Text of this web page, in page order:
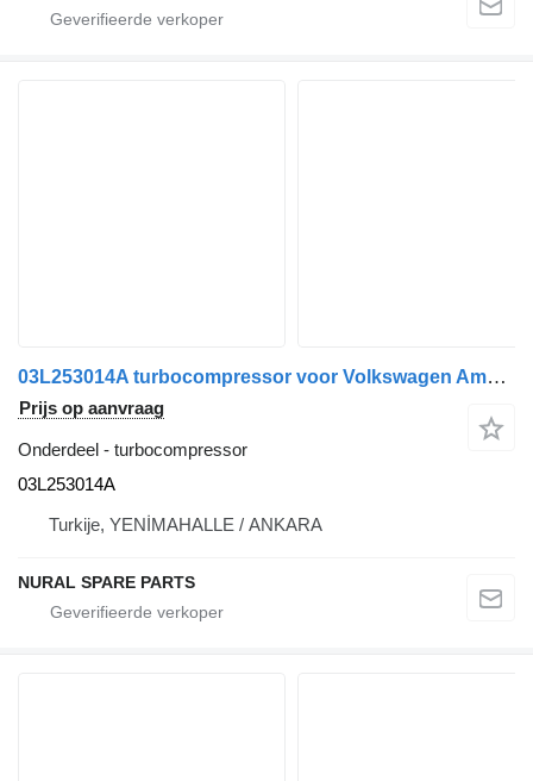
03L253014A turbocompressor voor Volkswagen Amarok auto
Prijs op aanvraag
Onderdeel - turbocompressor
03L253014A
Turkije, YENİMAHALLE / ANKARA
NURAL SPARE PARTS